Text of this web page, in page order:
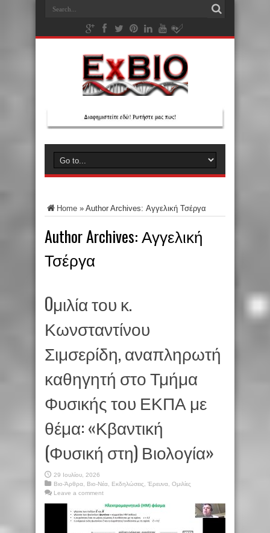
Home » Author Archives: Αγγελική Τσέργα
Author Archives: Αγγελική
Τσέργα
Oμιλία του κ.
Κωνσταντίνου
Σιμσερίδη, αναπληρωτή
καθηγητή στο Τμήμα
Φυσικής του ΕΚΠΑ με
θέμα: «Κβαντική
(Φυσική στη) Βιολογία»
29 Ιουλίου, 2026
Βιο-Άρθρα
Βιο-Νέα Εκδηλώσεις Έρευνα Ομιλίες
Leave a comment